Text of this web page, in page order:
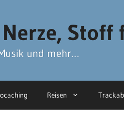
und mehr…
Reisen